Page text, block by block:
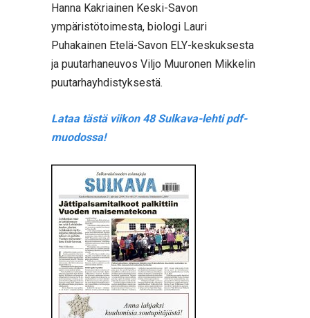
Hanna Kakriainen Keski-Savon
ympäristötoimesta, biologi Lauri
Puhakainen Etelä-Savon ELY-keskuksesta
ja puutarhaneuvos Viljo Muuronen Mikkelin
puutarhayhdistyksestä.
Lataa tästä viikon 48 Sulkava-lehti pdf-
muodossa!